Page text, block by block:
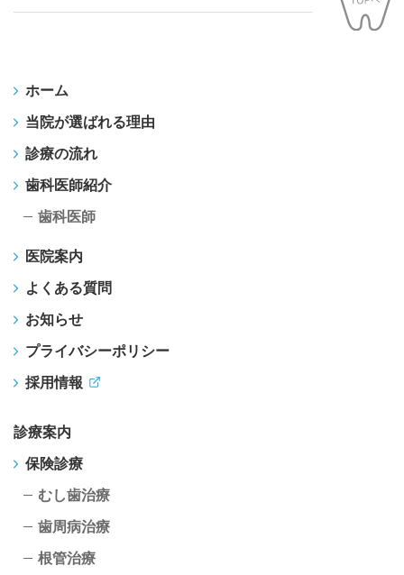
ホーム
当院が選ばれる理由
診療の流れ
歯科医師紹介
歯科医師
医院案内
よくある質問
お知らせ
プライバシーポリシー
採用情報
診療案内
保険診療
むし歯治療
歯周病治療
根管治療